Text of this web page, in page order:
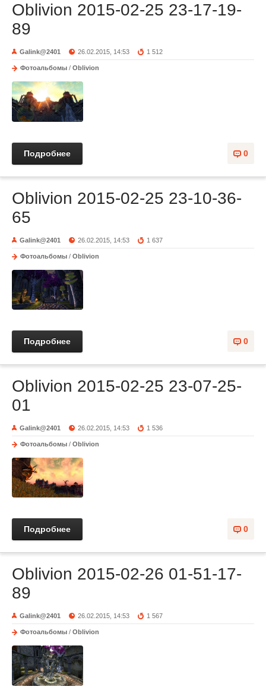
Oblivion 2015-02-25 23-17-19-
89
Galink@2401 26.02.2015, 14:53 1 512
Фотоальбомы / Oblivion
0
Подробнее
Oblivion 2015-02-25 23-10-36-
65
Galink@2401 26.02.2015, 14:53 1 637
Фотоальбомы / Oblivion
0
Подробнее
Oblivion 2015-02-25 23-07-25-
01
Galink@2401 26.02.2015, 14:53 1 536
Фотоальбомы / Oblivion
0
Подробнее
Oblivion 2015-02-26 01-51-17-
89
Galink@2401 26.02.2015, 14:53 1 567
Фотоальбомы / Oblivion